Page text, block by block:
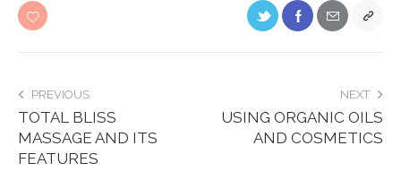
PREVIOUS
TOTAL BLISS
MASSAGE AND ITS
FEATURES
NEXT
USING ORGANIC OILS
AND COSMETICS